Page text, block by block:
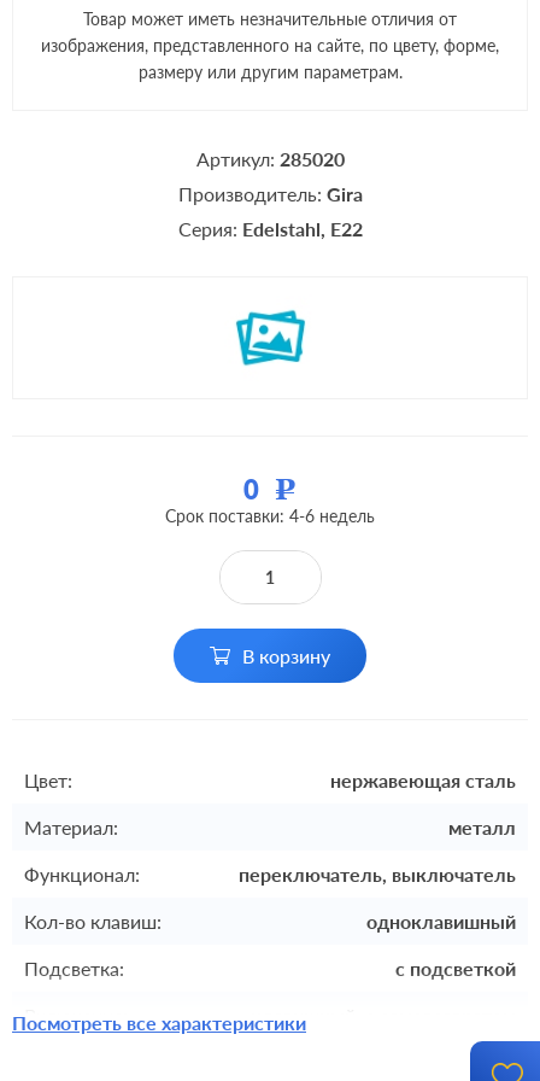
Товар может иметь незначительные отличия от
изображения, представленного на сайте, по цвету, форме,
размеру или другим параметрам.
Артикул: 285020
Производитель: Gira
Серия: Edelstahl E22
0 Р
Срок поставки: 4-6 недель
В корзину
Посмотреть все характеристики
Цвет: нержавеющая сталь
Материал: металл
Функционал: переключатель, выключатель
Кол-во клавиш: одноклавишный
Подсветка: с подсветкой
Включение: клавишный, с самовозвратом
механизм с накладкой без рамки